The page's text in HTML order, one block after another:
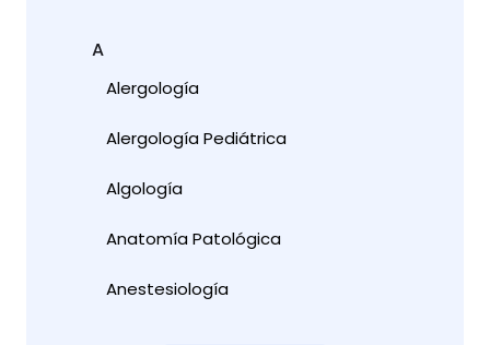
A
Alergología
Alergología Pediátrica
Algología
Anatomía Patológica
Anestesiología